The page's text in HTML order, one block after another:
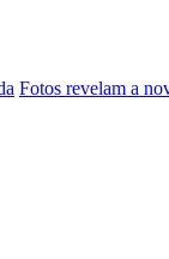
Fotos revelam a